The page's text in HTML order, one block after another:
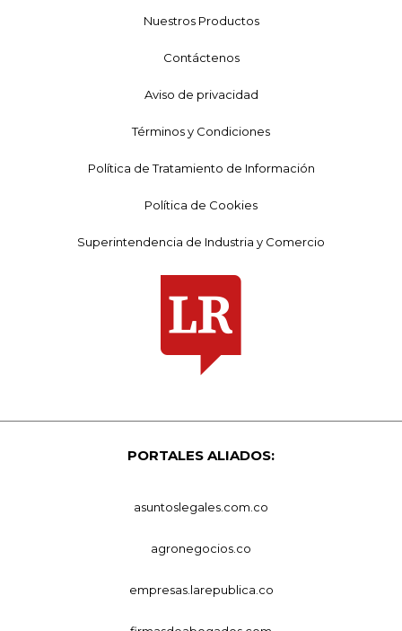
Nuestros Productos
Contáctenos
Aviso de privacidad
Términos y Condiciones
Política de Tratamiento de Información
Política de Cookies
Superintendencia de Industria y Comercio
PORTALES ALIADOS:
asuntoslegales.com.co
agronegocios.co
empresas.larepublica.co